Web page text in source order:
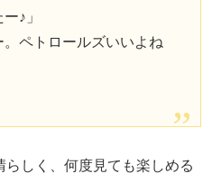
♪」
ペトロールズいいよね
しく、何度見ても楽しめる